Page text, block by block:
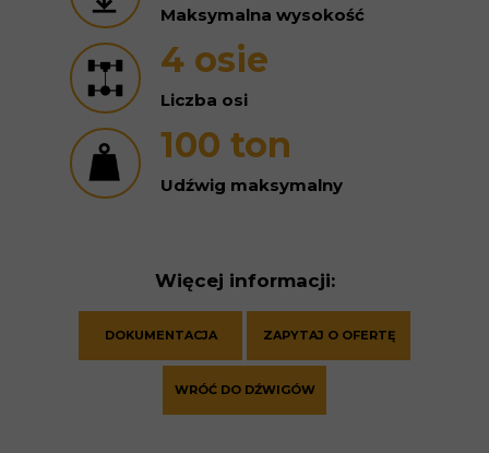
DOKUMENTACJA ZAPYTAJ O OFERTĘ
WRÓĆ DO DŹWIGÓW
Więcej informacji:
100 ton
Udźwig maksymalny
4 osie
Liczba osi
Maksymalna wysokość